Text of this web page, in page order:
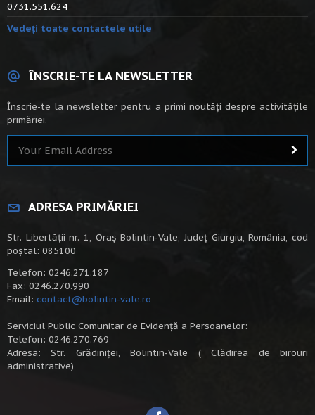
0731.551.624
Vedeți toate contactele utile
ÎNSCRIE-TE LA NEWSLETTER
Înscrie-te la newsletter pentru a primi noutăți despre activitățile
primăriei.
ADRESA PRIMĂRIEI
Str. Libertății nr. 1, Oraș Bolintin-Vale, Județ Giurgiu, România, cod
poștal: 085100
Telefon: 0246.271.187
Fax: 0246.270.990
Email: contact@bolintin-vale.ro
Serviciul Public Comunitar de Evidență a Persoanelor:
Telefon: 0246.270.769
Adresa: Str. Grădiniței, Bolintin-Vale ( Clădirea de birouri
administrative)